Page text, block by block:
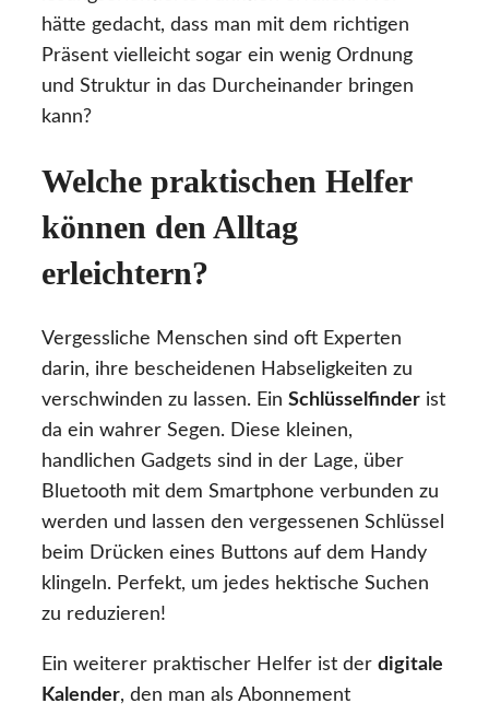
hätte gedacht, dass man mit dem richtigen
Präsent vielleicht sogar ein wenig Ordnung
und Struktur in das Durcheinander bringen
kann?
Welche praktischen Helfer
können den Alltag
erleichtern?
Vergessliche Menschen sind oft Experten
darin, ihre bescheidenen Habseligkeiten zu
verschwinden zu lassen. Ein Schlüsselfinder ist
da ein wahrer Segen. Diese kleinen,
handlichen Gadgets sind in der Lage, über
Bluetooth mit dem Smartphone verbunden zu
werden und lassen den vergessenen Schlüssel
beim Drücken eines Buttons auf dem Handy
klingeln. Perfekt, um jedes hektische Suchen
zu reduzieren!
Ein weiterer praktischer Helfer ist der digitale
Kalender, den man als Abonnement